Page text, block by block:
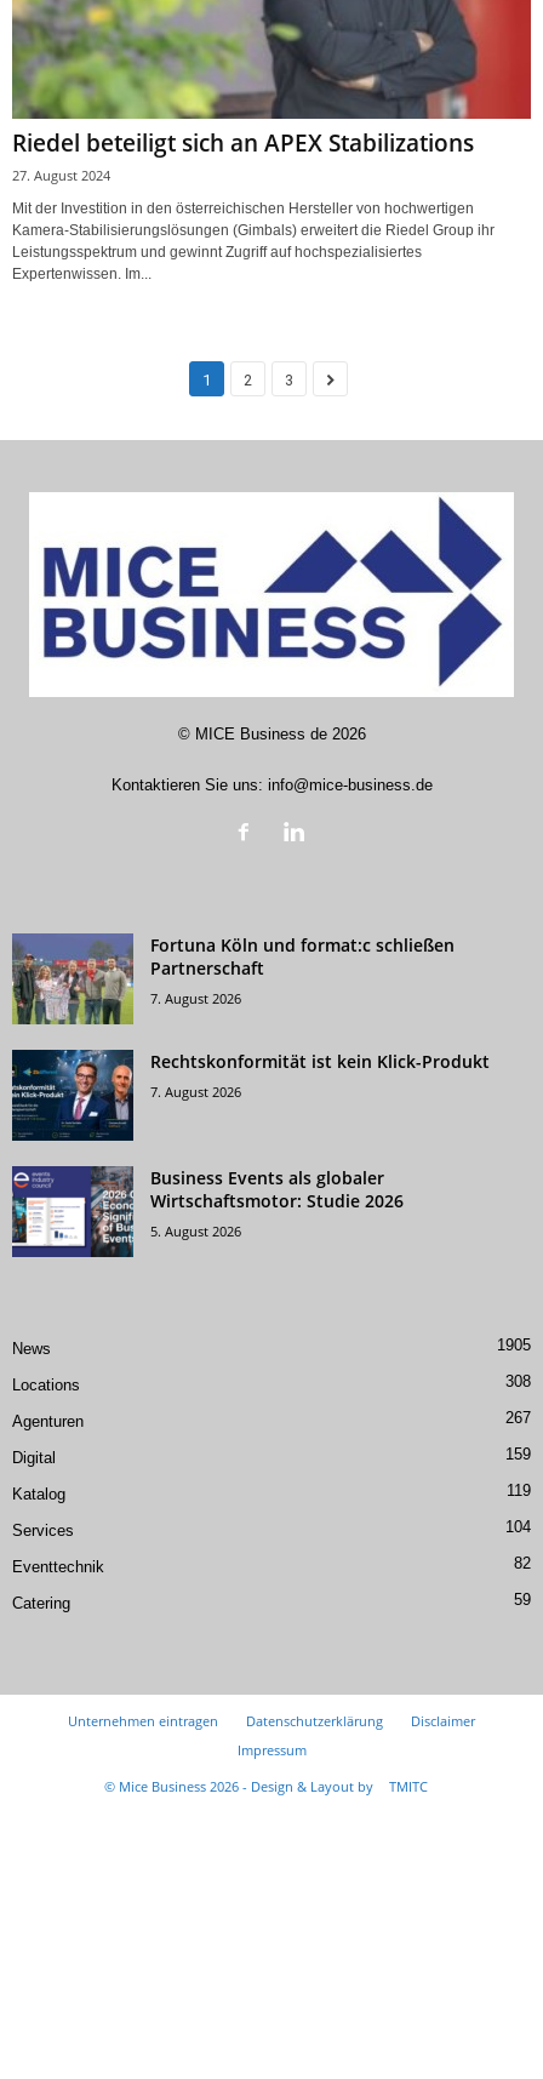
Riedel beteiligt sich an APEX Stabilizations
27. August 2024
Mit der Investition in den österreichischen Hersteller von hochwertigen
Kamera-Stabilisierungslösungen (Gimbals) erweitert die Riedel Group ihr
Leistungsspektrum und gewinnt Zugriff auf hochspezialisiertes
Expertenwissen. Im...
1 2 3
© MICE Business de2026
Kontaktieren Sie uns: info@mice-business.de
Fortuna Köln und format:c schließen
Partnerschaft
7. August 2026
Rechtskonformität ist kein Klick-Produkt
7. August 2026
Business Events als globaler
Wirtschaftsmotor: Studie 2026
5. August 2026
News 1905
Locations 308
Agenturen 267
Digital 159
Katalog 119
Services 104
Eventtechnik 82
Catering 59
Unternehmen eintragen Datenschutzerklärung
Disclaimer
Impressum
© Mice Business 2026 - Design & Layout by
TMITC